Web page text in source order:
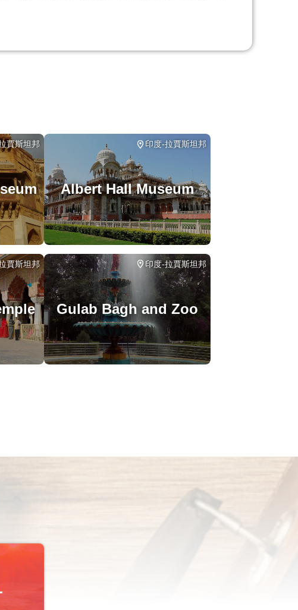
，來展示神像，讓信徒們朝拜。
賈斯坦邦
Albert Hall Museum
印度-拉賈斯坦邦
賈斯坦邦
Gulab Bagh and Zoo
印度-拉賈斯坦邦